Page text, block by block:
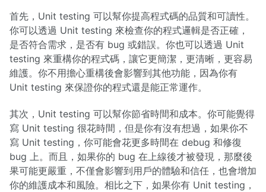
首先，Unit testing 可以幫你提高程式碼的品質和可讀性。
你可以透過 Unit testing 來檢查你的程式邏輯是否正確，
是否符合需求，是否有 bug 或錯誤。你也可以透過 Unit
testing 來重構你的程式碼，讓它更簡潔，更清晰，更容易
維護。你不用擔心重構後會影響到其他功能，因為你有
Unit testing 來保證你的程式還是能正常運作。
其次，Unit testing 可以幫你節省時間和成本。你可能覺得
寫 Unit testing 很花時間，但是你有沒有想過，如果你不
寫 Unit testing，你可能會花更多時間在 debug 和修復
bug 上。而且，如果你的 bug 在上線後才被發現，那麼後
果可能更嚴重，不僅會影響到用戶的體驗和信任，也會增加
你的維護成本和風險。相比之下，如果你有 Unit testing，